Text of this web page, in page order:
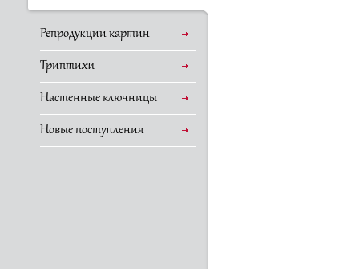
Репродукции картин
Триптихи
Настенные ключницы
Новые поступления